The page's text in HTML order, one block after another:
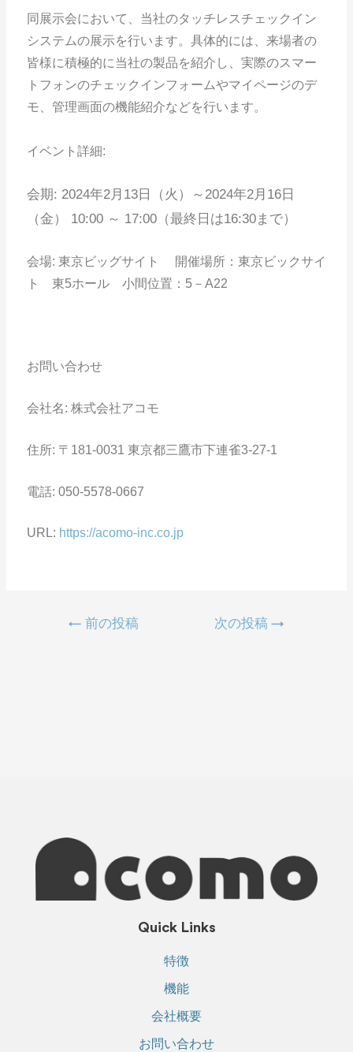
同展示会において、当社のタッチレスチェックイン
システムの展示を行います。具体的には、来場者の
皆様に積極的に当社の製品を紹介し、実際のスマー
トフォンのチェックインフォームやマイページのデ
モ、管理画面の機能紹介などを行います。
イベント詳細:
会期: 2024年2月13日（火）～2024年2月16日
（金） 10:00 ～ 17:00（最終日は16:30まで）
会場: 東京ビッグサイト 開催場所：東京ビックサイ
ト 東5ホール 小間位置：5－A22
お問い合わせ
会社名: 株式会社アコモ
住所: 〒181-0031 東京都三鷹市下連雀3-27-1
電話: 050-5578-0667
URL: https://acomo-inc.co.jp
← 前の投稿 次の投稿→
Quick Links
特徴
機能
会社概要
お問い合わせ